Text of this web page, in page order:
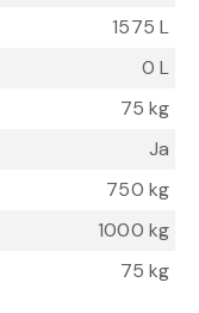
1575 L
0 L
75 kg
Ja
750 kg
1000 kg
75 kg